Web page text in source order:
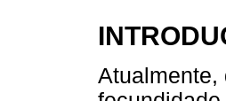
Atualmente,